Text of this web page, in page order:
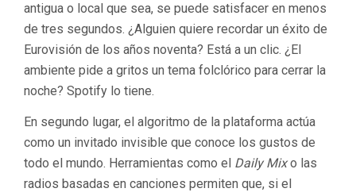
antigua o local que sea, se puede satisfacer en menos
de tres segundos. ¿Alguien quiere recordar un éxito de
Eurovisión de los años noventa? Está a un clic. ¿El
ambiente pide a gritos un tema folclórico para cerrar la
noche? Spotify lo tiene.
En segundo lugar, el algoritmo de la plataforma actúa
como un invitado invisible que conoce los gustos de
todo el mundo. Herramientas como el Daily Mixo las
radios basadas en canciones permiten que, si el